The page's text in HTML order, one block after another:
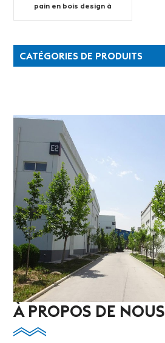
pain en bois design à
CATÉGORIES DE PRODUITS
À PROPOS DE NOUS